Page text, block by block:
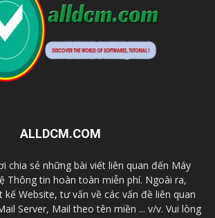
ALLDCM.COM
chia sẻ những bài viết liên quan đến Máy
Thông tin hoàn toàn miễn phí. Ngoài ra,
kế Website, tư vấn về các vấn đề liên quan
Server, Mail theo tên miền ... v/v. Vui lòng